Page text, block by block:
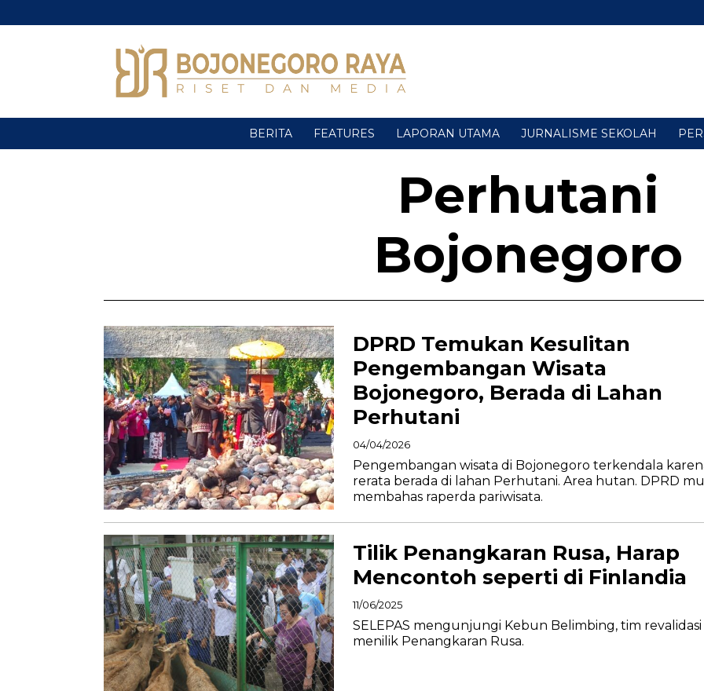
BERITA FEATURES LAPORAN UTAMA JURNALISME SEKOLAH
Perhutani
Bojonegoro
DPRD Temukan Kesulitan
Pengembangan Wisata
Bojonegoro, Berada di Lahan
Perhutani
04/04/2026
Pengembangan wisata di Bojonegoro terkendala
rerata berada di lahan Perhutani. Area hutan. DPRD
membahas raperda pariwisata.
Tilik Penangkaran Rusa, Harap
Mencontoh seperti di Finlandia
11/06/2025
SELEPAS mengunjungi Kebun Belimbing, tim revalidasi
menilik Penangkaran Rusa.